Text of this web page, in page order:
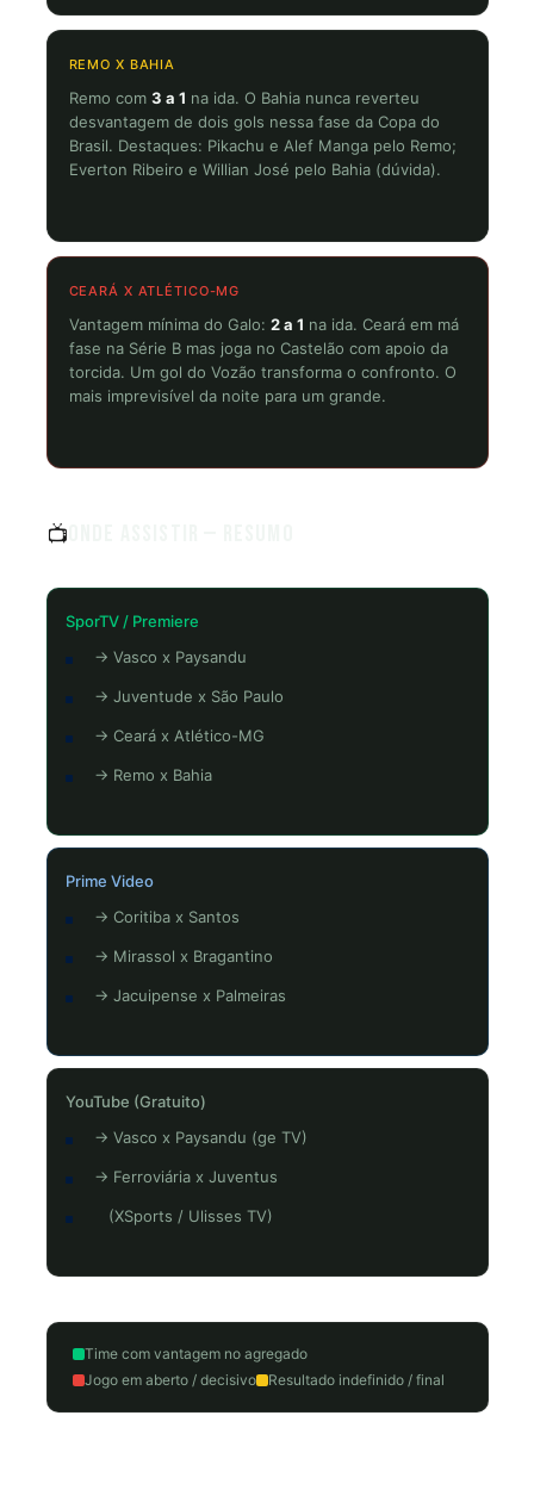
REMO X BAHIA
Remo com 3 a 1 na ida. O Bahia nunca reverteu
desvantagem de dois gols nessa fase da Copa do
Brasil. Destaques: Pikachu e Alef Manga pelo Remo;
Everton Ribeiro e Willian José pelo Bahia (dúvida).
CEARÁ X ATLÉTICO-MG
Vantagem mínima do Galo: 2 a 1 na ida. Ceará em má
fase na Série B mas joga no Castelão com apoio da
torcida. Um gol do Vozão transforma o confronto. O
mais imprevisível da noite para um grande.
📺
SporTV / Premiere
→ Vasco x Paysandu
→ Juventude x São Paulo
→ Ceará x Atlético-MG
→ Remo x Bahia
Prime Video
→ Coritiba x Santos
→ Mirassol x Bragantino
→ Jacuipense x Palmeiras
YouTube (Gratuito)
→ Vasco x Paysandu (ge TV)
→ Ferroviária x Juventus
(XSports / Ulisses TV)
Time com vantagem no agregado
Jogo em aberto / decisivo
Resultado indefinido / final